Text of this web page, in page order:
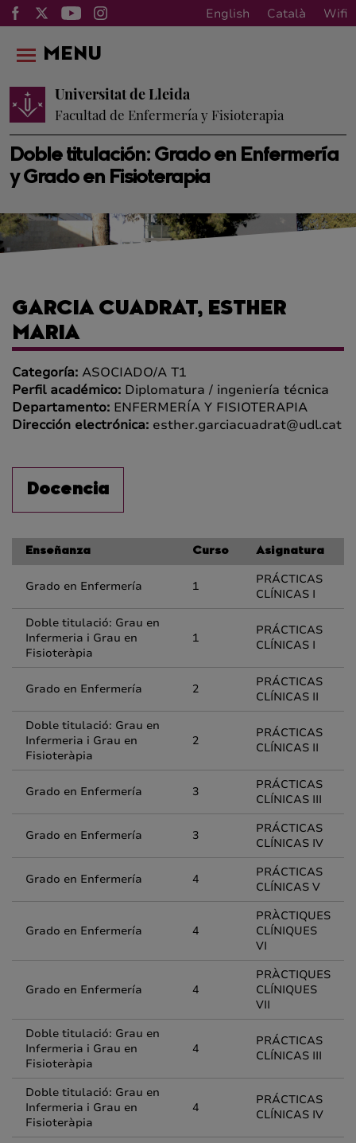
English Català Wifi
Doble titulación: Grado en Enfermería
y Grado en Fisioterapia
Universitat de Lleida
Facultad de Enfermería y Fisioterapia
MENU
GARCIA CUADRAT, ESTHER
MARIA
Categoría: ASOCIADO/A T1
Perfil académico: Diplomatura / ingeniería técnica
Departamento: ENFERMERÍA Y FISIOTERAPIA
Dirección electrónica: esther.garciacuadrat@udl.cat
Docencia
Enseñanza Curso Asignatura
Grado en Enfermería 1
PRÁCTICAS
CLÍNICAS I
Doble titulació: Grau en
Infermeria i Grau en
Fisioteràpia
1
PRÁCTICAS
CLÍNICAS I
Grado en Enfermería 2
PRÁCTICAS
CLÍNICAS II
Doble titulació: Grau en
Infermeria i Grau en
Fisioteràpia
2
PRÁCTICAS
CLÍNICAS II
Grado en Enfermería 3
PRÁCTICAS
CLÍNICAS III
Grado en Enfermería 3
PRÁCTICAS
CLÍNICAS IV
Grado en Enfermería 4
PRÁCTICAS
CLÍNICAS V
Grado en Enfermería 4
PRÀCTIQUES
CLÍNIQUES
VI
Grado en Enfermería 4
PRÀCTIQUES
CLÍNIQUES
VII
Doble titulació: Grau en
Infermeria i Grau en
Fisioteràpia
4
PRÁCTICAS
CLÍNICAS III
Doble titulació: Grau en
Infermeria i Grau en
Fisioteràpia
4
PRÁCTICAS
CLÍNICAS IV